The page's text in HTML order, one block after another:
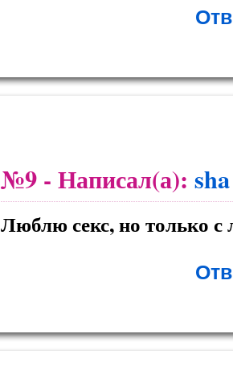
№9 - Написал(а): sha
Люблю секс, но только